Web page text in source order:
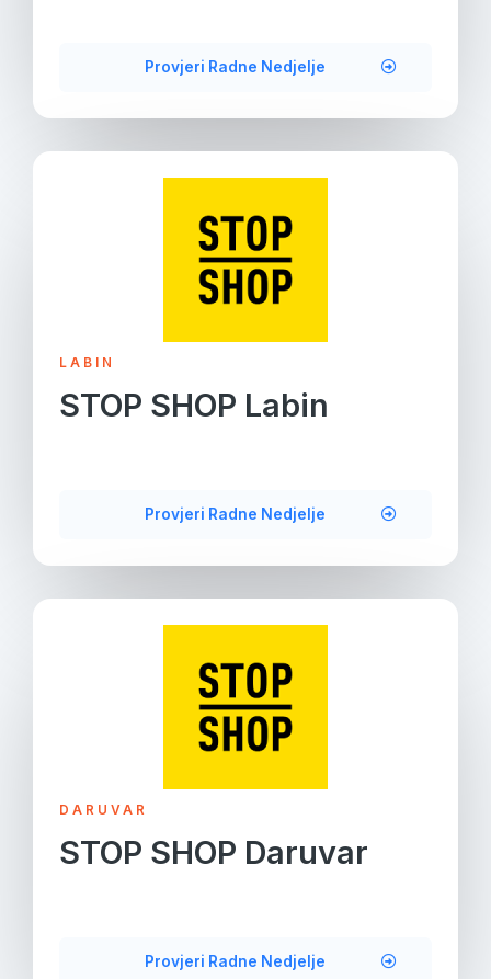
Provjeri Radne Nedjelje
LABIN
STOP SHOP Labin
Provjeri Radne Nedjelje
DARUVAR
STOP SHOP Daruvar
Provjeri Radne Nedjelje